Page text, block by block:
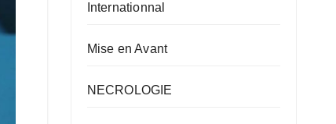
Internationnal
Mise en Avant
NECROLOGIE